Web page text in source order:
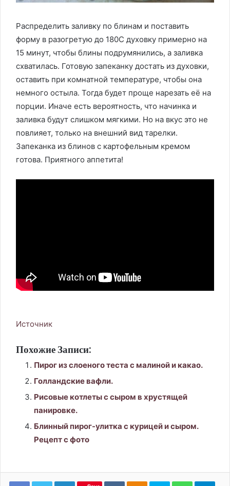
Распределить заливку по блинам и поставить
форму в разогретую до 180С духовку примерно на
15 минут, чтобы блины подрумянились, а заливка
схватилась. Готовую запеканку достать из духовки,
оставить при комнатной температуре, чтобы она
немного остыла. Тогда будет проще нарезать её на
порции. Иначе есть вероятность, что начинка и
заливка будут слишком мягкими. Но на вкус это не
повлияет, только на внешний вид тарелки.
Запеканка из блинов с картофельным кремом
готова. Приятного аппетита!
Источник
Похожие Записи:
Пирог из слоеного теста с малиной и какао.
Голландские вафли.
Рисовые котлеты с сыром в хрустящей
панировке.
Блинный пирог-улитка с курицей и сыром.
Рецепт с фото
LinkedIn ВконтактеОдноклассники
Skype WhatsApp